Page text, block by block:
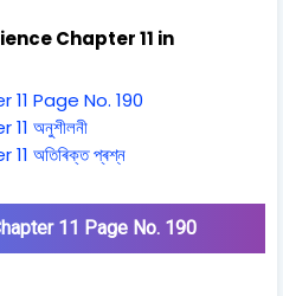
Chapter 11 in
Page No. 190
অনুশীলনী
অতিৰিক্ত প্ৰশ্ন
11 Page No. 190